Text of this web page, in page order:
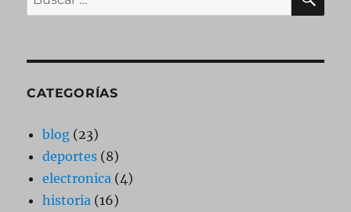
por:
CATEGORÍAS
blog (23)
deportes (8)
electronica (4)
historia (16)